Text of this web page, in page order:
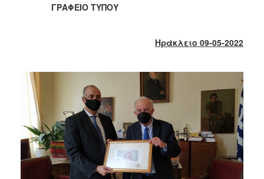
2015
2011
2010
2006
ΓΡΑΦΕΙΟ ΤΥΠΟΥ
Ηράκλειο 09-05-2022